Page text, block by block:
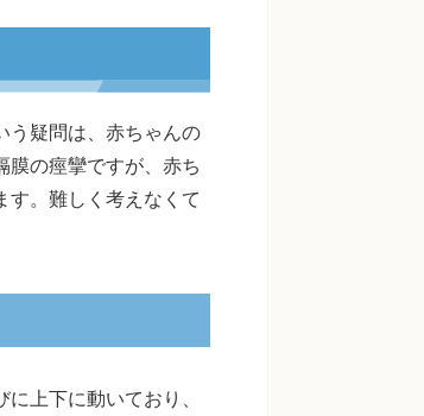
う疑問は、赤ちゃんの
の痙攣ですが、赤ち
す。難しく考えなくて
上下に動いており、